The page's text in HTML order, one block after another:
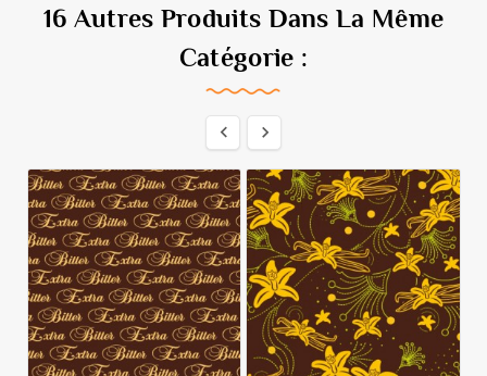
16 Autres Produits Dans La Même
Catégorie :
 